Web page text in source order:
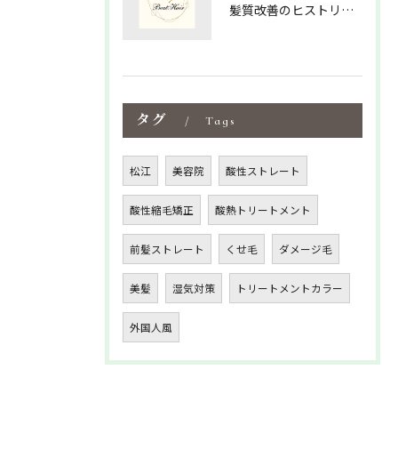
髪質改善のヒストリーを紐解く島根県松江市大田市で美髪を叶える新常識
タグ Tags
松江 美容院 酸性ストレート
酸性縮毛矯正 酸熱トリートメント
前髪ストレート くせ毛 ダメージ毛
美髪 湿気対策 トリートメントカラー
外国人風